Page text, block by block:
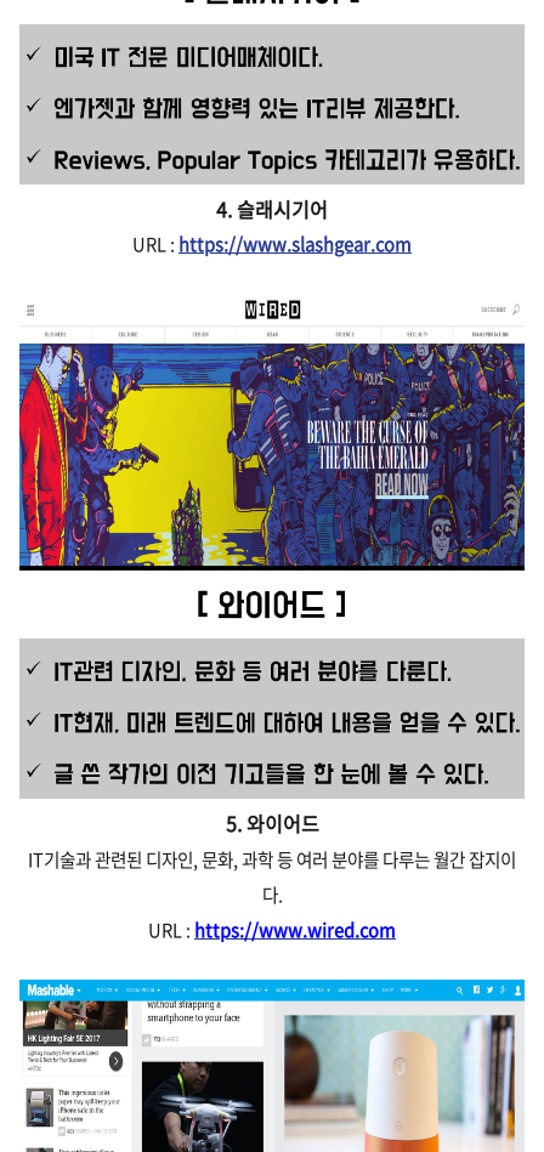
4. 슬래시기어
URL : https://www.slashgear.com
5. 와이어드
IT기술과 관련된 디자인, 문화, 과학 등 여러 분야를 다루는 월간 잡지이
다.
URL : https://www.wired.com